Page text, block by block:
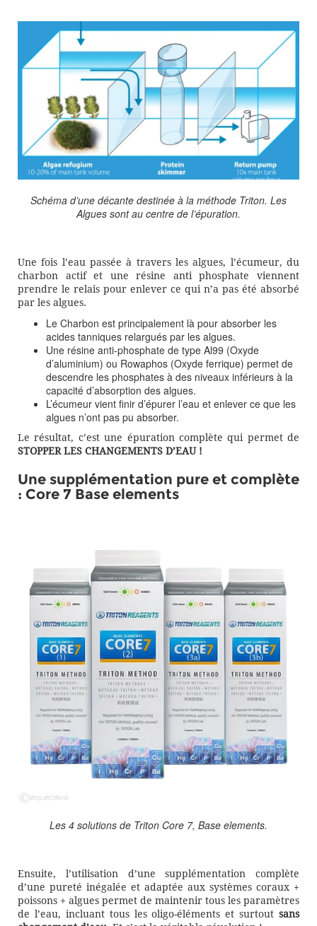
Schéma d’une décante destinée à la méthode Triton. Les
Algues sont au centre de l’épuration.
Une fois l’eau passée à travers les algues, l’écumeur, du
charbon actif et une résine anti phosphate viennent
prendre le relais pour enlever ce qui n’a pas été absorbé
par les algues.
Le Charbon est principalement là pour absorber les
acides tanniques relargués par les algues.
Une résine anti-phosphate de type Al99 (Oxyde
d’aluminium) ou Rowaphos (Oxyde ferrique) permet de
descendre les phosphates à des niveaux inférieurs à la
capacité d’absorption des algues.
L’écumeur vient finir d’épurer l’eau et enlever ce que les
algues n’ont pas pu absorber.
Le résultat, c’est une épuration complète qui permet de
STOPPER LES CHANGEMENTS D’EAU !
Une supplémentation pure et complète
: Core 7 Base elements
Les 4 solutions de Triton Core 7, Base elements.
Ensuite, l’utilisation d’une supplémentation complète
d’une pureté inégalée et adaptée aux systèmes coraux +
poissons + algues permet de maintenir tous les paramètres
de l’eau, incluant tous les oligo-éléments et surtout sans